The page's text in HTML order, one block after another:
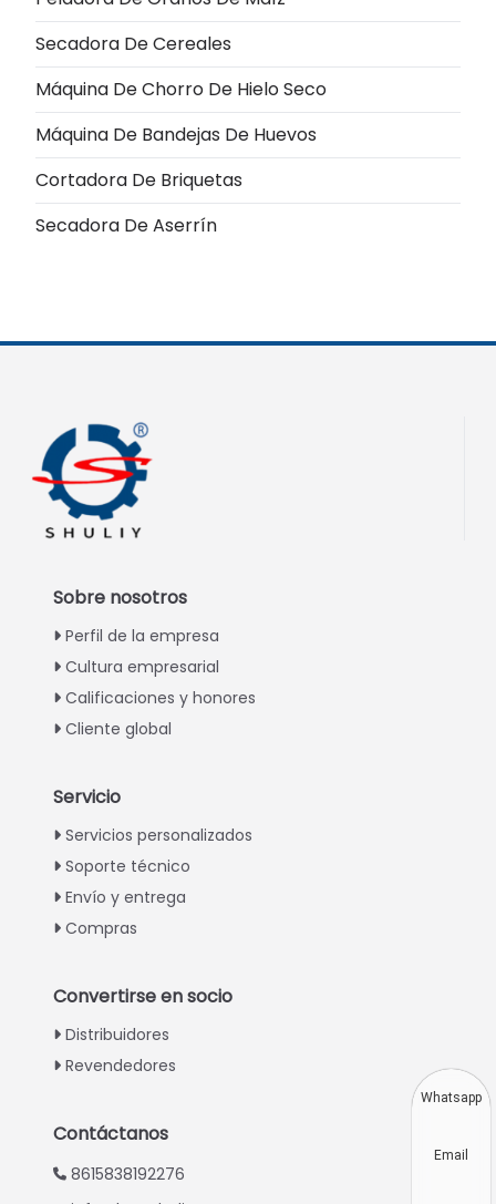
Secadora De Cereales
Máquina De Chorro De Hielo Seco
Máquina De Bandejas De Huevos
Cortadora De Briquetas
Secadora De Aserrín
Sobre nosotros
Perfil de la empresa
Cultura empresarial
Calificaciones y honores
Cliente global
Servicio
Servicios personalizados
Soporte técnico
Envío y entrega
Compras
Convertirse en socio
Distribuidores
Revendedores
Contáctanos
8615838192276
Japanese
Swahili
Urdu
Greek
Italian
Whatsapp
Email